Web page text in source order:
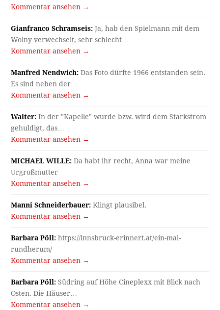
Kommentar ansehen →
Gianfranco Schramseis: Ja, hab den Spielmann mit dem
Wolny verwechselt, sehr schlecht…
Kommentar ansehen →
Manfred Nendwich: Das Foto dürfte 1966 entstanden sein.
Es sind neben der…
Kommentar ansehen →
Walter: In der "Kapelle" wurde bzw. wird dem Starkstrom
gehuldigt, das…
Kommentar ansehen →
MICHAEL WILLE: Da habt ihr recht, Anna war meine
Urgroßmutter
Kommentar ansehen →
Manni Schneiderbauer: Klingt plausibel.
Kommentar ansehen →
Barbara Pöll: https://innsbruck-erinnert.at/ein-mal-
rundherum/
Kommentar ansehen →
Barbara Pöll: Südring auf Höhe Cineplexx mit Blick nach
Osten. Die Häuser…
Kommentar ansehen →